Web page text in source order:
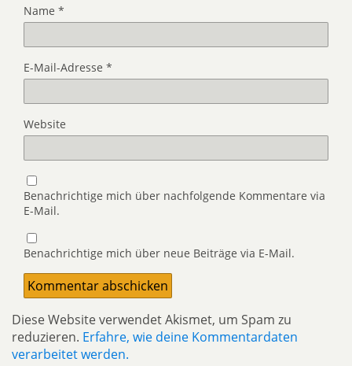
Name *
E-Mail-Adresse *
Website
Benachrichtige mich über nachfolgende Kommentare via
E-Mail.
Benachrichtige mich über neue Beiträge via E-Mail.
Diese Website verwendet Akismet, um Spam zu
reduzieren. Erfahre, wie deine Kommentardaten
verarbeitet werden.